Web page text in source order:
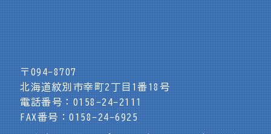
〒094-8707
北海道紋別市幸町2丁目1番18号
電話番号：0158-24-2111
FAX番号：0158-24-6925